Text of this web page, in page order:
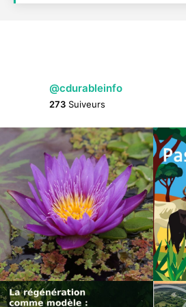
@cdurableinfo
273 Suiveurs